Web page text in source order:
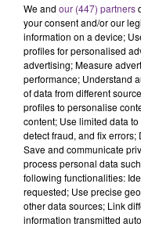
SI TOUT LE
PROCHAINE JE
La vendange en
août dans la
jamais vu !
We and our (447) partners
your consent and/or our
information on a device;
profiles for personalised
advertising; Measure
performance; Understand
of data from different
profiles to personalise
content; Use limited data
detect fraud, and fix
Save and communicate
process personal data
following functionalities:
requested; Use precise
other data sources; Link
information transmitted